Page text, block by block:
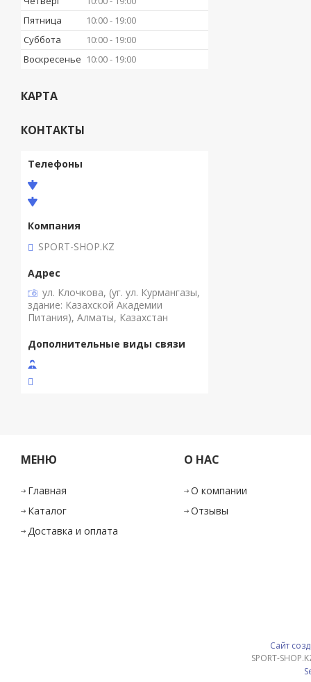
Пятница
10:00
19:00
Суббота
10:00
19:00
Воскресенье 10:00 19:00
КАРТА
КОНТАКТЫ
SPORT-SHOP.KZ
ул. Клочкова, (уг. ул. Курмангазы,
здание: Казахской Академии
Питания), Алматы, Казахстан
МЕНЮ
Главная
Каталог
Доставка и оплата
О НАС
О компании
Отзывы
Сайт
SPORT-